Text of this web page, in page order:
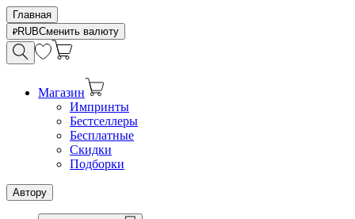
Главная
RUBСменить валюту
Магазин
Импринты
Бестселлеры
Бесплатные
Скидки
Подборки
Автору